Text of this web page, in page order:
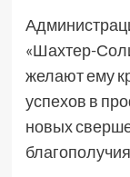
«Шахтер-
желают ему
успехов в
новых